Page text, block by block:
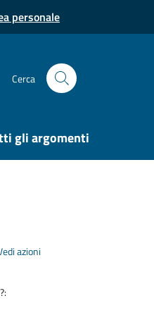
personale
Cerca
gli argomenti
azioni